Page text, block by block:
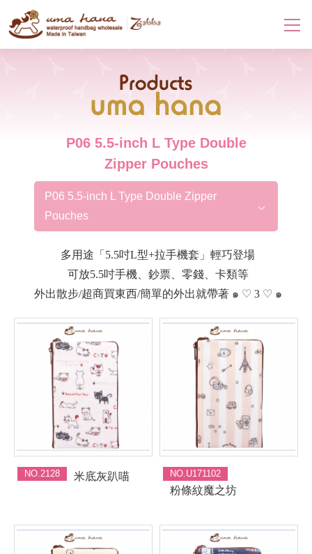
Products
P06 5.5-inch L Type Double
Zipper Pouches
P06 5.5-inch L Type Double Zipper
Pouches
多用途「5.5吋L型+拉手機套」輕巧登場
可放5.5吋手機、鈔票、零錢、卡類等
外出散步/超商買東西/簡單的外出就帶著 ๑ ♡ 3 ♡ ๑
NO.2128 米底灰趴喵 NO.U171102
粉條紋魔之坊